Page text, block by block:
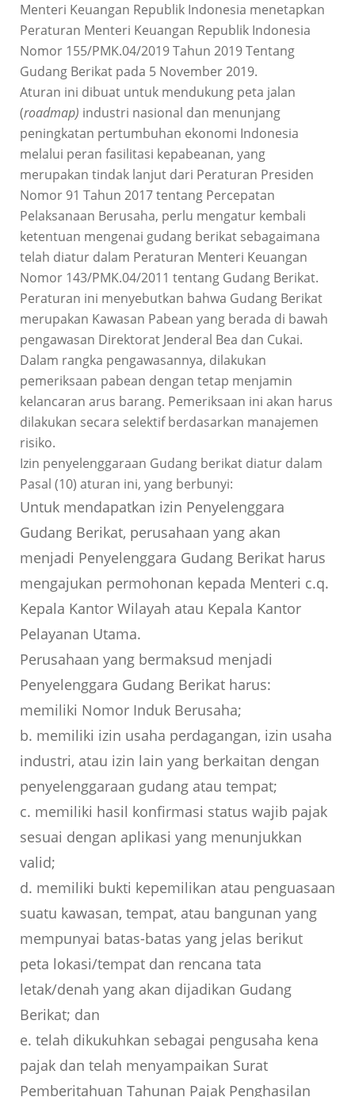
Menteri Keuangan Republik Indonesia menetapkan
Peraturan Menteri Keuangan Republik Indonesia
Nomor 155/PMK.04/2019 Tahun 2019 Tentang
Gudang Berikat pada 5 November 2019.
Aturan ini dibuat untuk mendukung peta jalan
(roadmap) industri nasional dan menunjang
peningkatan pertumbuhan ekonomi Indonesia
melalui peran fasilitasi kepabeanan, yang
merupakan tindak lanjut dari Peraturan Presiden
Nomor 91 Tahun 2017 tentang Percepatan
Pelaksanaan Berusaha, perlu mengatur kembali
ketentuan mengenai gudang berikat sebagaimana
telah diatur dalam Peraturan Menteri Keuangan
Nomor 143/PMK.04/2011 tentang Gudang Berikat.
Peraturan ini menyebutkan bahwa Gudang Berikat
merupakan Kawasan Pabean yang berada di bawah
pengawasan Direktorat Jenderal Bea dan Cukai.
Dalam rangka pengawasannya, dilakukan
pemeriksaan pabean dengan tetap menjamin
kelancaran arus barang. Pemeriksaan ini akan harus
dilakukan secara selektif berdasarkan manajemen
risiko.
Izin penyelenggaraan Gudang berikat diatur dalam
Pasal (10) aturan ini, yang berbunyi:
Untuk mendapatkan izin Penyelenggara
Gudang Berikat, perusahaan yang akan
menjadi Penyelenggara Gudang Berikat harus
mengajukan permohonan kepada Menteri c.q.
Kepala Kantor Wilayah atau Kepala Kantor
Pelayanan Utama.
Perusahaan yang bermaksud menjadi
Penyelenggara Gudang Berikat harus:
memiliki Nomor Induk Berusaha;
b. memiliki izin usaha perdagangan, izin usaha
industri, atau izin lain yang berkaitan dengan
penyelenggaraan gudang atau tempat;
c. memiliki hasil konfirmasi status wajib pajak
sesuai dengan aplikasi yang menunjukkan
valid;
d. memiliki bukti kepemilikan atau penguasaan
suatu kawasan, tempat, atau bangunan yang
mempunyai batas-batas yang jelas berikut
peta lokasi/tempat dan rencana tata
letak/denah yang akan dijadikan Gudang
Berikat; dan
e. telah dikukuhkan sebagai pengusaha kena
pajak dan telah menyampaikan Surat
Pemberitahuan Tahunan Pajak Penghasilan